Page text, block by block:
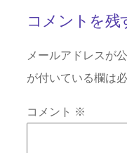
コメントを残
メールアドレスが
が付いている欄は
コメント ※